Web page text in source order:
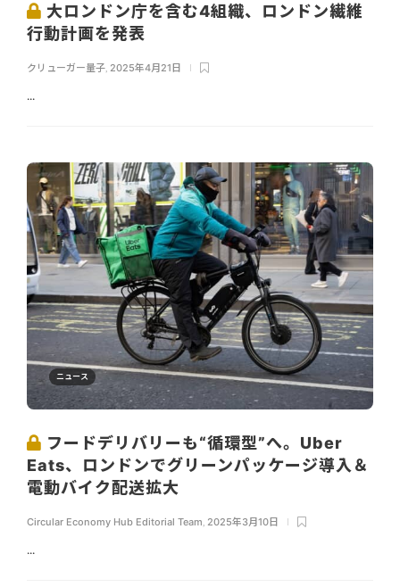
大ロンドン庁を含む4組織、ロンドン繊維
行動計画を発表
クリューガー量子 2025年4月21日
...
ニュース
フードデリバリーも“循環型”へ。Uber
Eats、ロンドンでグリーンパッケージ導入＆
電動バイク配送拡大
Circular Economy Hub Editorial Team, 2025年3月10日
...